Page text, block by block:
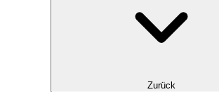
Zurück